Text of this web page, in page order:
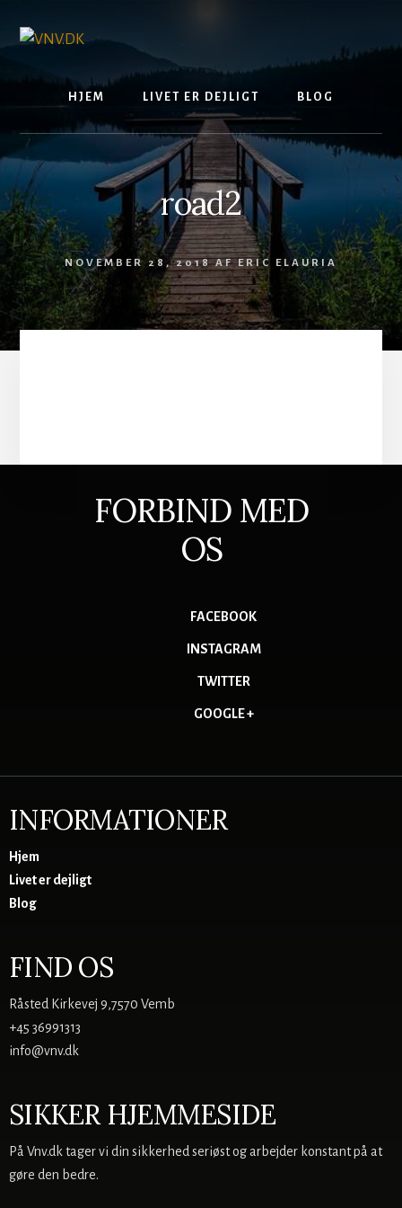
content
HJEM LIVET ER DEJLIGT BLOG
road2
NOVEMBER 28, 2018AFERIC ELAURIA
FORBIND MED
OS
FACEBOOK
INSTAGRAM
TWITTER
GOOGLE +
INFORMATIONER
Hjem
Livet er dejligt
Blog
FIND OS
Råsted Kirkevej 9,7570 Vemb
+45 36991313
info@vnv.dk
SIKKER HJEMMESIDE
På Vnv.dk tager vi din sikkerhed seriøst og arbejder konstant på at
gøre den bedre.